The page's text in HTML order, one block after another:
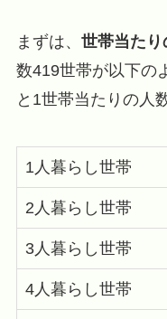
まずは、 世帯当た
数419世帯が以下の
と1世帯当たりの人
1人暮らし世帯
2人暮らし世帯
3人暮らし世帯
4人暮らし世帯